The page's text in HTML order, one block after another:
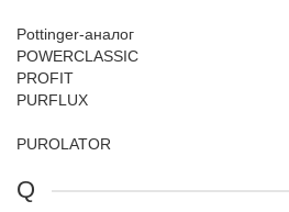
Pottinger-аналог
POWERCLASSIC
PROFIT
PURFLUX
PUROLATOR
Q